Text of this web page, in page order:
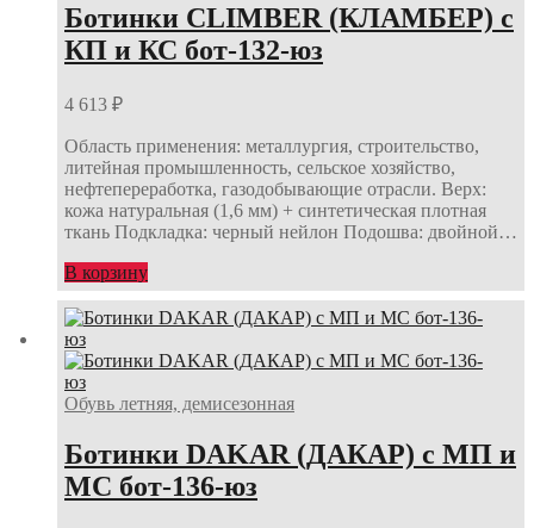
Ботинки CLIMBER (КЛАМБЕР) с
КП и КС бот-132-юз
4 613 ₽
Область применения: металлургия, строительство,
литейная промышленность, сельское хозяйство,
нефтепереработка, газодобывающие отрасли. Верх:
кожа натуральная (1,6 мм) + синтетическая плотная
ткань Подкладка: черный нейлон Подошва: двойной…
В корзину
Обувь летняя, демисезонная
Ботинки DAKAR (ДАКАР) с МП и
МС бот-136-юз